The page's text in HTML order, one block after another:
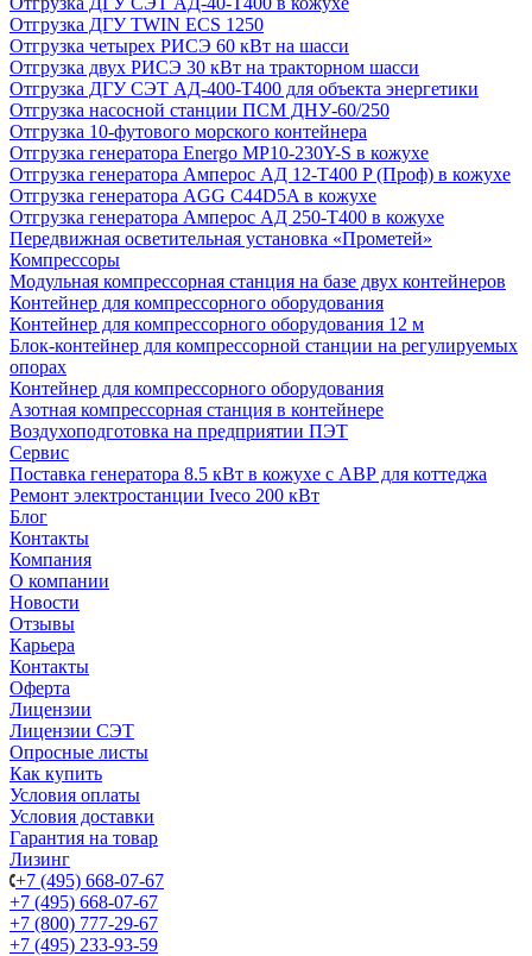
Отгрузка ДГУ TWIN ECS 1250
Отгрузка четырех РИСЭ 60 кВт на шасси
Отгрузка двух РИСЭ 30 кВт на тракторном шасси
Отгрузка ДГУ СЭТ АД-400-Т400 для объекта энергетики
Отгрузка насосной станции ПСМ ДНУ-60/250
Отгрузка 10-футового морского контейнера
Отгрузка генератора Energo MP10-230Y-S в кожухе
Отгрузка генератора Амперос АД 12-Т400 P (Проф) в кожухе
Отгрузка генератора AGG C44D5A в кожухе
Отгрузка генератора Амперос АД 250-Т400 в кожухе
Передвижная осветительная установка «Прометей»
Компрессоры
Модульная компрессорная станция на базе двух контейнеров
Контейнер для компрессорного оборудования
Контейнер для компрессорного оборудования 12 м
Блок-контейнер для компрессорной станции на регулируемых
опорах
Контейнер для компрессорного оборудования
Азотная компрессорная станция в контейнере
Воздухоподготовка на предприятии ПЭТ
Сервис
Поставка генератора 8.5 кВт в кожухе с АВР для коттеджа
Ремонт электростанции Iveco 200 кВт
Блог
Контакты
Компания
О компании
Новости
Отзывы
Карьера
Контакты
Оферта
Лицензии
Лицензии СЭТ
Опросные листы
Как купить
Условия оплаты
Условия доставки
Гарантия на товар
Лизинг
+7 (495) 668-07-67
+7 (495) 668-07-67
+7 (800) 777-29-67
+7 (495) 233-93-59